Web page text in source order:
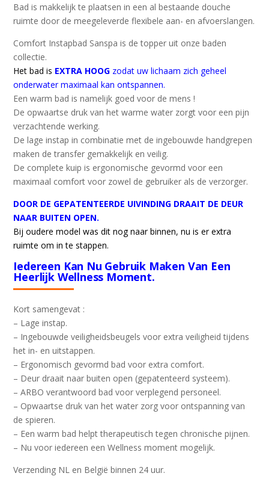
Bad is makkelijk te plaatsen in een al bestaande douche
ruimte door de meegeleverde flexibele aan- en afvoerslangen.
Comfort Instapbad Sanspa is de topper uit onze baden
collectie.
Het bad is EXTRA HOOG zodat uw lichaam zich geheel
onderwater maximaal kan ontspannen.
Een warm bad is namelijk goed voor de mens !
De opwaartse druk van het warme water zorgt voor een pijn
verzachtende werking.
De lage instap in combinatie met de ingebouwde handgrepen
maken de transfer gemakkelijk en veilig.
De complete kuip is ergonomische gevormd voor een
maximaal comfort voor zowel de gebruiker als de verzorger.
DOOR DE GEPATENTEERDE UIVINDING DRAAIT DE DEUR
NAAR BUITEN OPEN.
Bij oudere model was dit nog naar binnen, nu is er extra
ruimte om in te stappen.
Iedereen Kan Nu Gebruik Maken Van Een
Heerlijk Wellness Moment.
Kort samengevat :
– Lage instap.
– Ingebouwde veiligheidsbeugels voor extra veiligheid tijdens
het in- en uitstappen.
– Ergonomisch gevormd bad voor extra comfort.
– Deur draait naar buiten open (gepatenteerd systeem).
– ARBO verantwoord bad voor verplegend personeel.
– Opwaartse druk van het water zorg voor ontspanning van
de spieren.
– Een warm bad helpt therapeutisch tegen chronische pijnen.
– Nu voor iedereen een Wellness moment mogelijk.
Verzending NL en België binnen 24 uur.